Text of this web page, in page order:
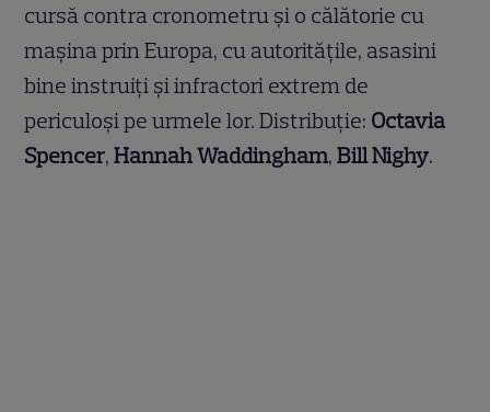
cursă contra cronometru și o călătorie cu
mașina prin Europa, cu autoritățile, asasini
bine instruiți și infractori extrem de
periculoși pe urmele lor. Distribuție: Octavia
Spencer,Hannah Waddingham,Bill Nighy.